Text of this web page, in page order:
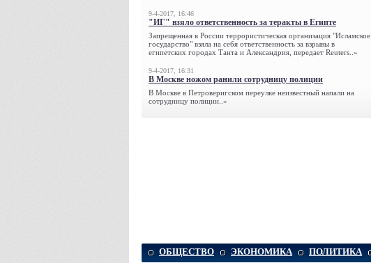
9-4-2017, 16:46
"ИГ" взяло ответственность за теракты в Египте
Запрещенная в России террористическая организация "Исламское
государство" взяла на себя ответственность за взрывы в
египетских городах Танта и Александрия, передает Reuters..»
9-4-2017, 16:31
В Москве ножом ранили сотрудницу полиции
В Москве в Петроверигском переулке неизвестный напали на
сотрудницу полиции..»
ОБЩЕСТВО ЭКОНОМИКА ПОЛИТИКА